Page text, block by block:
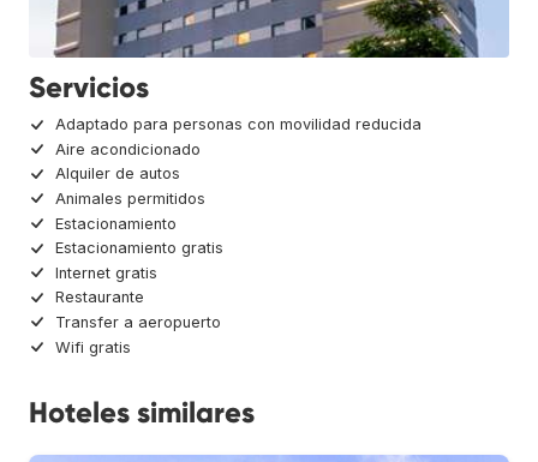
Servicios
Adaptado para personas con movilidad reducida
Aire acondicionado
Alquiler de autos
Animales permitidos
Estacionamiento
Estacionamiento gratis
Internet gratis
Restaurante
Transfer a aeropuerto
Wifi gratis
Hoteles similares